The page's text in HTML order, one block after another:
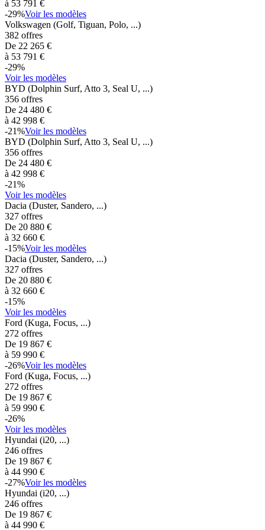
à 53 791 €
-29%Voir les modèles
Volkswagen (Golf, Tiguan, Polo, ...)
382 offres
De 22 265 €
à 53 791 €
-29%
Voir les modèles
BYD (Dolphin Surf, Atto 3, Seal U, ...)
356 offres
De 24 480 €
à 42 998 €
-21%Voir les modèles
BYD (Dolphin Surf, Atto 3, Seal U, ...)
356 offres
De 24 480 €
à 42 998 €
-21%
Voir les modèles
Dacia (Duster, Sandero, ...)
327 offres
De 20 880 €
à 32 660 €
-15%Voir les modèles
Dacia (Duster, Sandero, ...)
327 offres
De 20 880 €
à 32 660 €
-15%
Voir les modèles
Ford (Kuga, Focus, ...)
272 offres
De 19 867 €
à 59 990 €
-26%Voir les modèles
Ford (Kuga, Focus, ...)
272 offres
De 19 867 €
à 59 990 €
-26%
Voir les modèles
Hyundai (i20, ...)
246 offres
De 19 867 €
à 44 990 €
-27%Voir les modèles
Hyundai (i20, ...)
246 offres
De 19 867 €
à 44 990 €